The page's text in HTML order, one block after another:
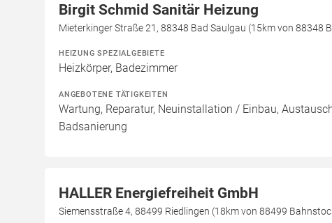
Birgit Schmid Sanitär Heizung
Mieterkinger Straße 21, 88348 Bad Saulgau (15km von 88348
HEIZUNG SPEZIALGEBIETE
Heizkörper, Badezimmer
ANGEBOTENE TÄTIGKEITEN
Wartung, Reparatur, Neuinstallation / Einbau,
Badsanierung
HALLER Energiefreiheit GmbH
Siemensstraße 4, 88499 Riedlingen (18km von 88499